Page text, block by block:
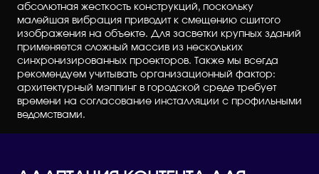
абсолютная жесткость конструкций, поскольку
малейшая вибрация приводит к смещению сшитого
изображения на объекте. Для засветки крупных зданий
применяется сложный массив из нескольких
синхронизированных проекторов. Также мы всегда
рекомендуем учитывать организационный фактор:
архитектурный мэппинг в городской среде требует
времени на согласование инсталляции с профильными
ведомствами.